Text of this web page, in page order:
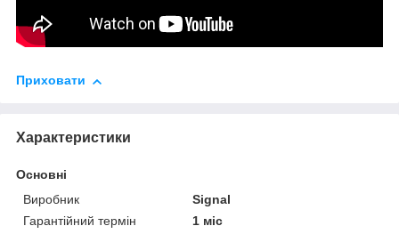
Приховати
Характеристики
Основні
Виробник
Signal
Гарантійний термін
1 міс